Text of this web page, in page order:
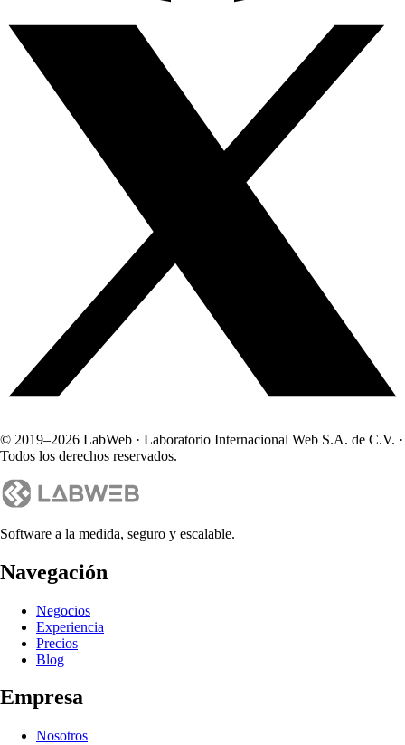
© 2019–2026 LabWeb · Laboratorio Internacional Web S.A. de C.V. ·
Todos los derechos reservados.
Software a la medida, seguro y escalable.
Navegación
Negocios
Experiencia
Precios
Blog
Empresa
Nosotros